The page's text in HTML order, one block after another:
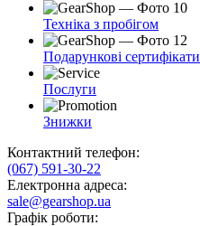
Техніка з пробігом
Подарункові сертифікати
Послуги
Знижки
Контактний телефон:
(067) 591-30-22
Електронна адреса:
sale@gearshop.ua
Графік роботи: